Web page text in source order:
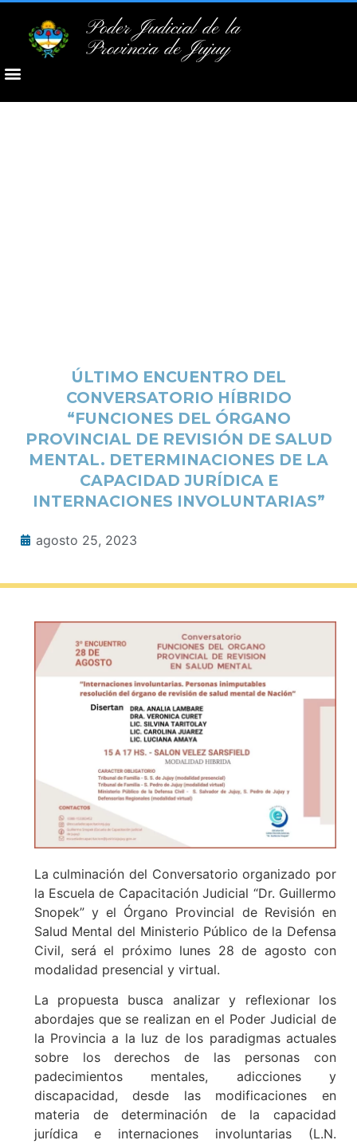
Poder Judicial de la
Provincia de Jujuy
ÚLTIMO ENCUENTRO DEL
CONVERSATORIO HÍBRIDO
“FUNCIONES DEL ÓRGANO
PROVINCIAL DE REVISIÓN DE SALUD
MENTAL. DETERMINACIONES DE LA
CAPACIDAD JURÍDICA E
INTERNACIONES INVOLUNTARIAS”
agosto 25, 2023
La culminación del Conversatorio organizado por
la Escuela de Capacitación Judicial “Dr. Guillermo
Snopek” y el Órgano Provincial de Revisión en
Salud Mental del Ministerio Público de la Defensa
Civil, será el próximo lunes 28 de agosto con
modalidad presencial y virtual.
La propuesta busca analizar y reflexionar los
abordajes que se realizan en el Poder Judicial de
la Provincia a la luz de los paradigmas actuales
sobre los derechos de las personas con
padecimientos mentales, adicciones y
discapacidad, desde las modificaciones en
materia de determinación de la capacidad
jurídica e internaciones involuntarias (L.N.